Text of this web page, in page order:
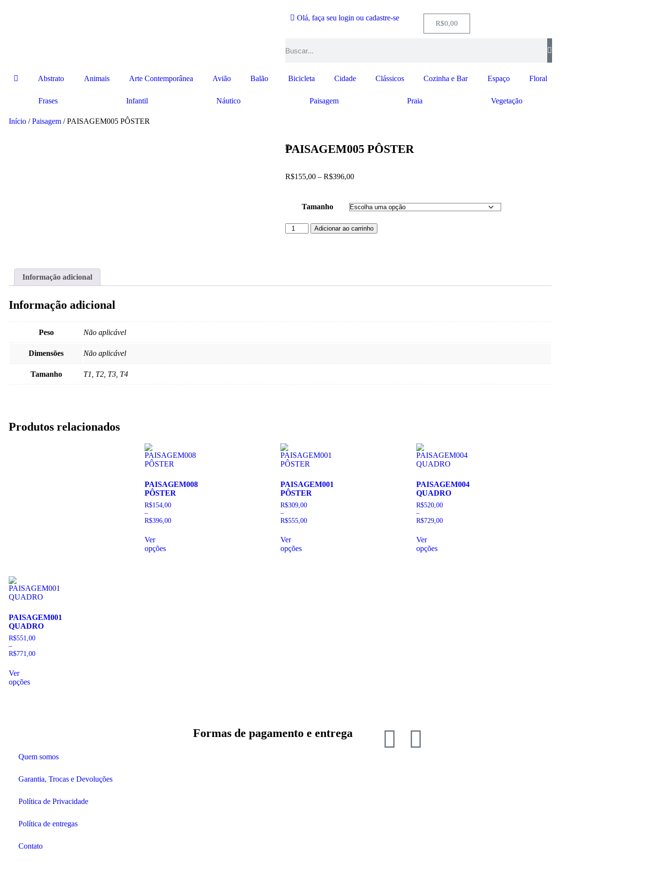
Olá, faça seu login ou cadastre-se
R$0,00
Abstrato Animais Arte Contemporânea Avião Balão Bicicleta Cidade Clássicos Cozinha e Bar Espaço Floral
Frases Infantil Náutico Paisagem Praia Vegetação
Início /Paisagem / PAISAGEM005 PÔSTER
PAISAGEM005 PÔSTER
R$155,00 – R$396,00
Tamanho
Adicionar ao carrinho
Informação adicional
Informação adicional
Peso Não aplicável
Dimensões Não aplicável
Tamanho T1, T2, T3, T4
Produtos relacionados
PAISAGEM008
PÔSTER
R$154,00
–
R$396,00
Ver
opções
PAISAGEM001
PÔSTER
R$309,00
–
R$555,00
Ver
opções
PAISAGEM004
QUADRO
R$520,00
–
R$729,00
Ver
opções
PAISAGEM001
QUADRO
R$551,00
–
R$771,00
Ver
opções
Quem somos
Garantia, Trocas e Devoluções
Política de Privacidade
Política de entregas
Contato
Formas de pagamento e entrega